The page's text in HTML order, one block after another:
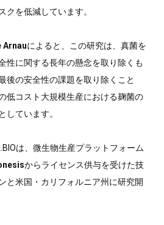
クを低減しています。
Arnauによると、この研究は、真菌を
性に関する長年の懸念を取り除くも
後の安全性の課題を取り除くこと
低コスト大規模生産における麹菌の
しています。
は、微生物生産プラットフォーム
からライセンス供与を受けた技
と米国・カリフォルニア州に研究開